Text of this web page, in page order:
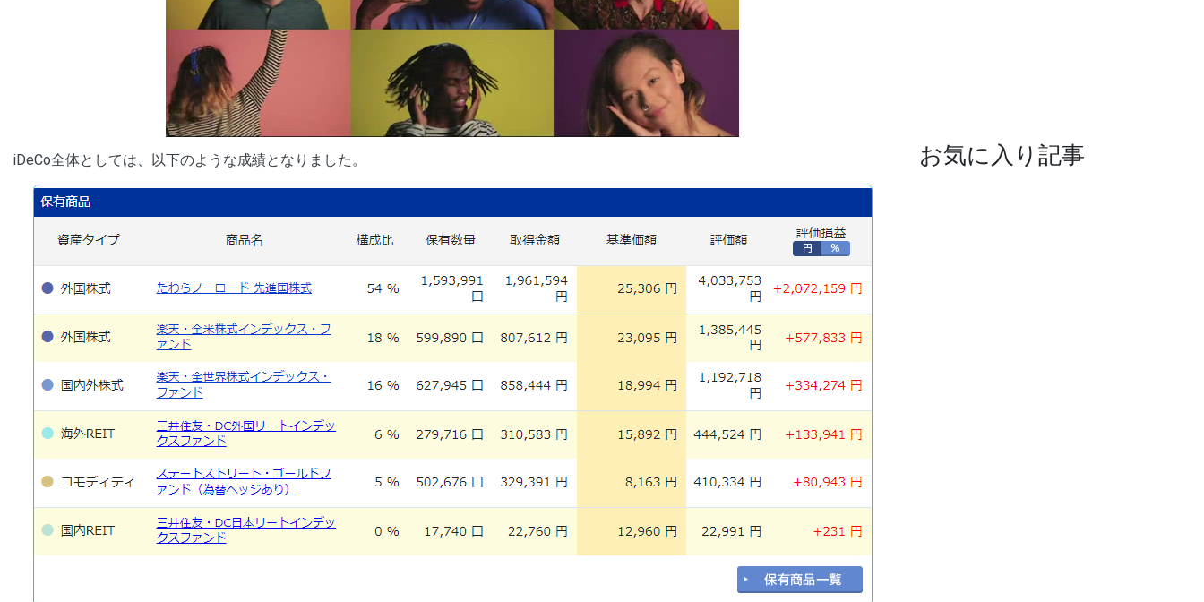
00:00 [ TRUVID ] PEOPLE DANCING
iDeCo全体としては、以下のような成績となりました。 お気に入り記事